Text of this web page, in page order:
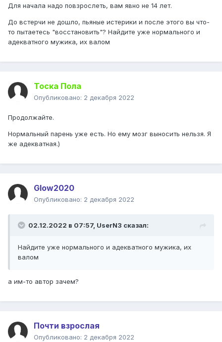
Для начала надо повзрослеть, вам явно не 14 лет.
До встерчи не дошло, пьяные истерики и после этого вы что-
то пытаетесь "восстановить"? Найдите уже нормального и
адекватного мужика, их валом
Тоска Пола
Опубликовано: 2 декабря 2022
Продолжайте.
Нормальный парень уже есть. Но ему мозг выносить нельзя. Я
же адекватная.)
Glow2020
Опубликовано: 2 декабря 2022
02.12.2022 в 07:57, UserN3 сказал:
Найдите уже нормального и адекватного мужика, их
валом
а им-то автор зачем?
Почти взрослая
Опубликовано: 2 декабря 2022